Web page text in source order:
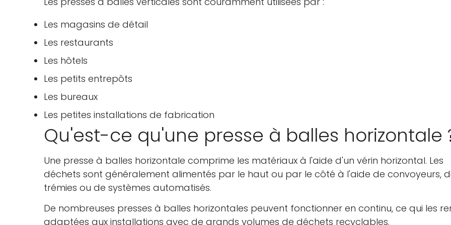
Les magasins de détail
Les restaurants
Les hôtels
Les petits entrepôts
Les bureaux
Les petites installations de fabrication
Qu'est-ce qu'une presse à balles horizontale
Une presse à balles horizontale comprime les matériaux à l'aide d'un vérin horizontal. Les
déchets sont généralement alimentés par le haut ou par le côté à l'aide de convoyeurs,
trémies ou de systèmes automatisés.
De nombreuses presses à balles horizontales peuvent fonctionner en continu, ce qui les
adaptées aux installations avec de grands volumes de déchets recyclables.